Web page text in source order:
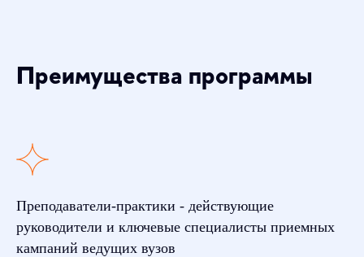
Преимущества программы
Преподаватели-практики - действующие
руководители и ключевые специалисты приемных
кампаний ведущих вузов